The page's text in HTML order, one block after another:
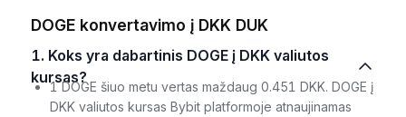
DOGE konvertavimo į DKK DUK
1. Koks yra dabartinis DOGE į DKK valiutos
kursas?
1 DOGE šiuo metu vertas maždaug 0.451 DKK. DOGE į
DKK valiutos kursas Bybit platformoje atnaujinamas